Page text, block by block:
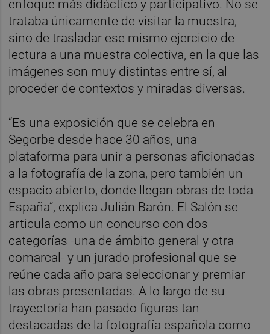
enfoque más didáctico y participativo. No se
trataba únicamente de visitar la muestra,
sino de trasladar ese mismo ejercicio de
lectura a una muestra colectiva, en la que las
imágenes son muy distintas entre sí, al
proceder de contextos y miradas diversas.
“Es una exposición que se celebra en
Segorbe desde hace 30 años, una
plataforma para unir a personas aficionadas
a la fotografía de la zona, pero también un
espacio abierto, donde llegan obras de toda
España”, explica Julián Barón. El Salón se
articula como un concurso con dos
categorías -una de ámbito general y otra
comarcal- y un jurado profesional que se
reúne cada año para seleccionar y premiar
las obras presentadas. A lo largo de su
trayectoria han pasado figuras tan
destacadas de la fotografía española como